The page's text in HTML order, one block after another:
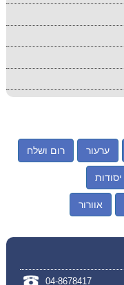
ערעור רום ושלח
יסודות
אוורור
04-8678417